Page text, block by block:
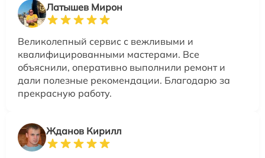
Латышев Мирон
Великолепный сервис с вежливыми и
квалифицированными мастерами. Все
объяснили, оперативно выполнили ремонт и
дали полезные рекомендации. Благодарю за
прекрасную работу.
Жданов Кирилл